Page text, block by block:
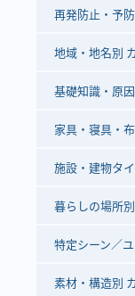
再発防止・予
地域・地名別
基礎知識・原
家具・寝具・
施設・建物タ
暮らしの場所
特定シーン／
素材・構造別